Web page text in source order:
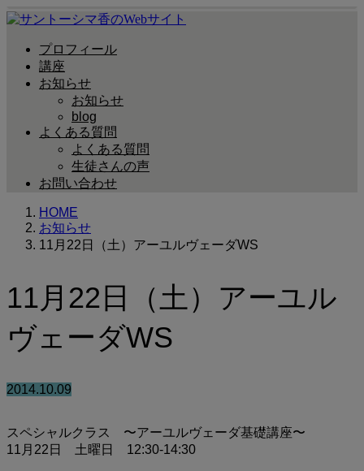
プロフィール
講座
お知らせ
お知らせ
blog
よくある質問
よくある質問
生徒さんの声
お問い合わせ
HOME
お知らせ
11月22日（土）アーユルヴェーダWS
11月22日（土）アーユル
ヴェーダWS
2014.10.09
スペシャルクラス 〜アーユルヴェーダ基礎講座〜
11月22日 土曜日 12:30-14:30